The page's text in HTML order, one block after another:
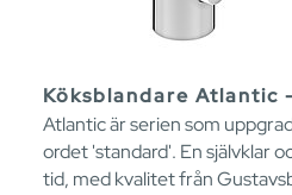
Köksblandare Atlantic
Atlantic är serien som
ordet 'standard'. En självklar
tid, med kvalitet från